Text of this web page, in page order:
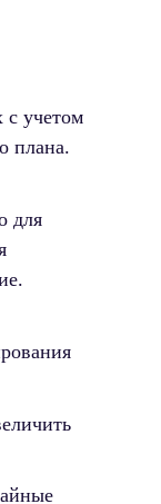
с учетом
плана.
для